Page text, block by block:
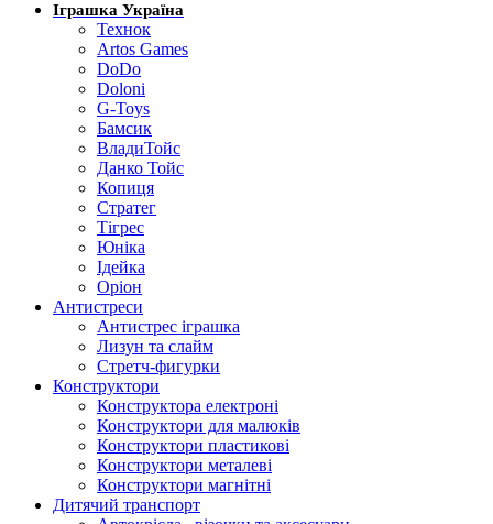
Іграшка Україна
Технок
Artos Games
DoDo
Doloni
G-Toys
Бамсик
ВладиТойс
Данко Тойс
Копиця
Стратег
Тігрес
Юніка
Ідейка
Оріон
Антистреси
Антистрес іграшка
Лизун та слайм
Стретч-фигурки
Конструктори
Конструктора електроні
Конструктори для малюків
Конструктори пластикові
Конструктори металеві
Конструктори магнітні
Дитячий транспорт